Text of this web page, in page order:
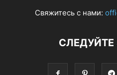
Свяжитесь с нами: